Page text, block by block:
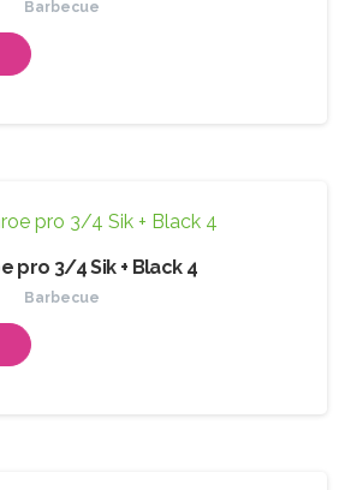
Barbecue
pro 3/4 Sik + Black 4
Barbecue